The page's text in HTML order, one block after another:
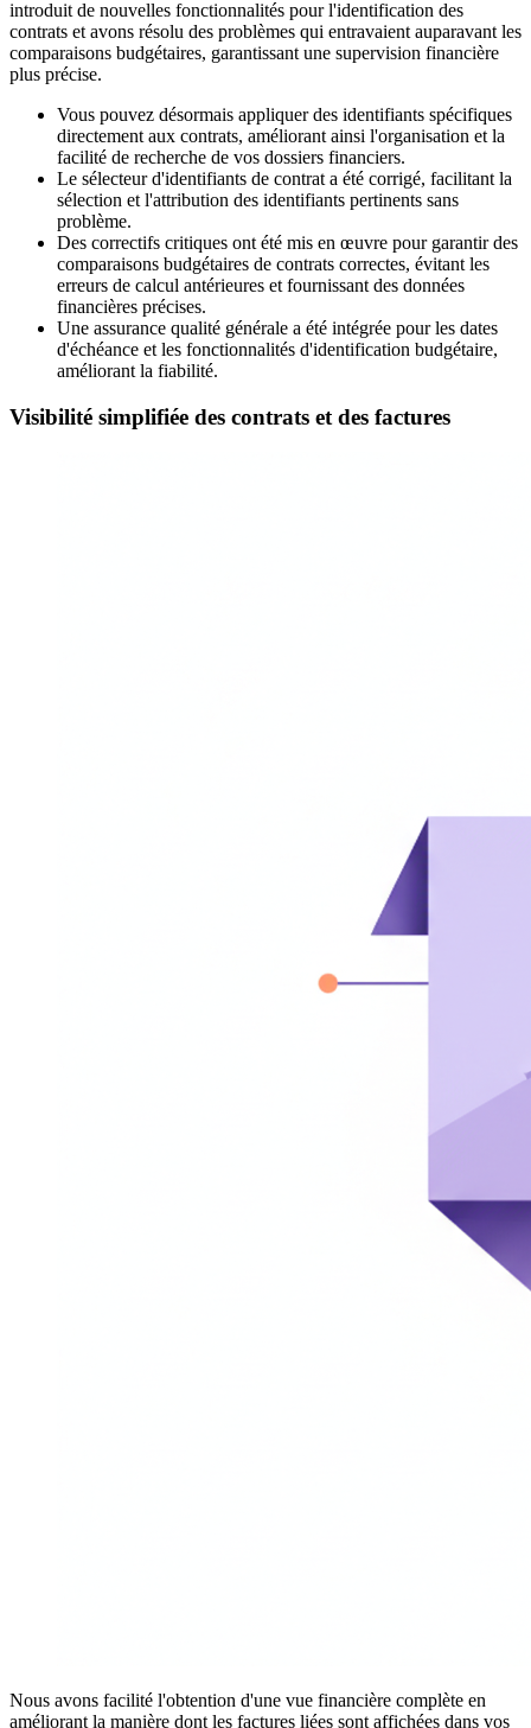
introduit de nouvelles fonctionnalités pour l'identification des
contrats et avons résolu des problèmes qui entravaient auparavant les
comparaisons budgétaires, garantissant une supervision financière
plus précise.
Vous pouvez désormais appliquer des identifiants spécifiques
directement aux contrats, améliorant ainsi l'organisation et la
facilité de recherche de vos dossiers financiers.
Le sélecteur d'identifiants de contrat a été corrigé, facilitant la
sélection et l'attribution des identifiants pertinents sans
problème.
Des correctifs critiques ont été mis en œuvre pour garantir des
comparaisons budgétaires de contrats correctes, évitant les
erreurs de calcul antérieures et fournissant des données
financières précises.
Une assurance qualité générale a été intégrée pour les dates
d'échéance et les fonctionnalités d'identification budgétaire,
améliorant la fiabilité.
Visibilité simplifiée des contrats et des factures
Nous avons facilité l'obtention d'une vue financière complète en
améliorant la manière dont les factures liées sont affichées dans vos